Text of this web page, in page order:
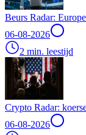
Beurs Radar:
06-08-2026
2 min. leestijd
Crypto Radar:
06-08-2026